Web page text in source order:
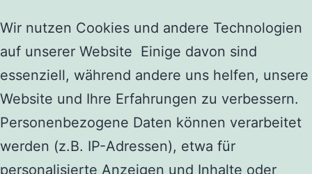
Wir nutzen Cookies und andere Technologien
auf unserer Website Einige davon sind
essenziell, während andere uns helfen, unsere
Website und Ihre Erfahrungen zu verbessern.
Personenbezogene Daten können verarbeitet
werden (z.B. IP-Adressen), etwa für
personalisierte Anzeigen und Inhalte oder